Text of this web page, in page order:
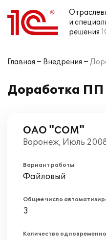
и
решения
Главная Внедрения
Доработка
ОАО "СОМ"
Воронеж, Июль
Вариант работы
Файловый
Общее число
3
Количество